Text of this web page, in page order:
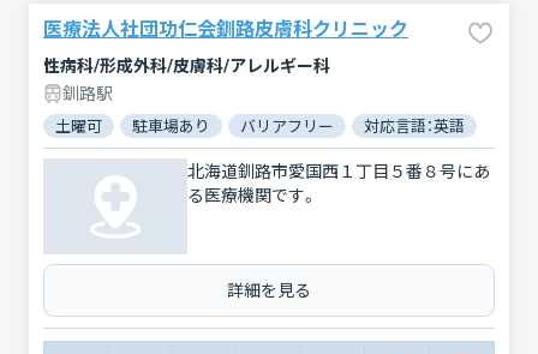
医療法人社団功仁会釧路皮膚科クリニック
性病科/形成外科/皮膚科/アレルギー科
釧路駅
土曜可 駐車場あり バリアフリー 対応言語：英語
北海道釧路市愛国西１丁目５番８号にあ
る医療機関です。
詳細を見る